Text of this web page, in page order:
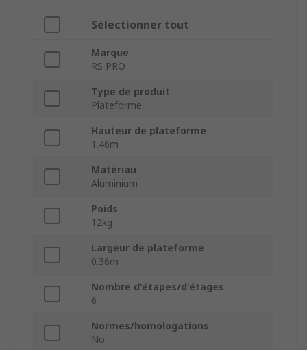
Sélectionner tout
Marque
RS PRO
Type de produit
Plateforme
Hauteur de plateforme
1.46m
Matériau
Aluminium
Poids
12kg
Largeur de plateforme
0.36m
Nombre d'étapes/d'étages
6
Normes/homologations
No